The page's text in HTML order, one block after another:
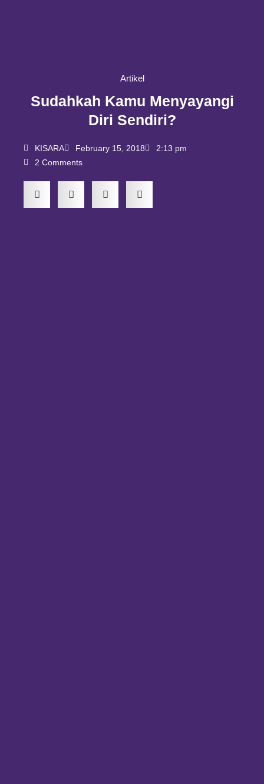
Artikel
Sudahkah Kamu Menyayangi
Diri Sendiri?
KISARA February 15, 2018
2:13 pm
2 Comments